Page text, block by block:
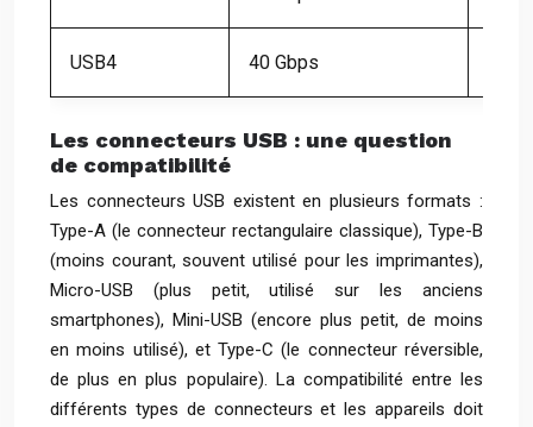
USB4 40 Gbps
Les connecteurs USB : une question
de compatibilité
Les connecteurs USB existent en plusieurs formats :
Type-A (le connecteur rectangulaire classique), Type-B
(moins courant, souvent utilisé pour les imprimantes),
Micro-USB (plus petit, utilisé sur les anciens
smartphones), Mini-USB (encore plus petit, de moins
en moins utilisé), et Type-C (le connecteur réversible,
de plus en plus populaire). La compatibilité entre les
différents types de connecteurs et les appareils doit